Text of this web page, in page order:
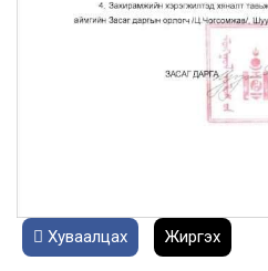
Хуваалцах Жиргэх